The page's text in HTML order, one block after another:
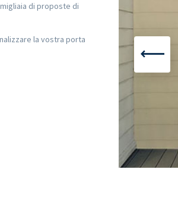
di proposte di
la vostra porta